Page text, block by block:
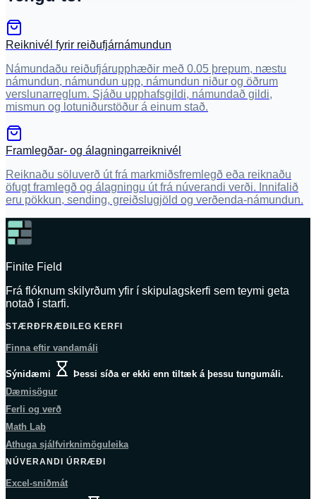
Reiknivél fyrir reiðufjárnámundun
Námundaðu reiðufjárupphæðir með 0.05 þrepum, næstu
námundun, námundun upp, námundun niður og öðrum
verslunarreglum. Sjáðu upphafsgildi, námundað gildi,
mismun og lotuniðurstöður á einum stað.
Framlegðar- og álagningarreiknivél
Reiknaðu söluverð út frá markmiðsfremlegð eða reiknaðu
öfugt framlegð og álagningu út frá núverandi verði. Innifalið
eru pökkun, sending, greiðslugjöld og verðenda-námundun.
Finite Field
Frá flóknum skilyrðum yfir í skipulagskerfi sem teymi geta
notað í starfi.
STÆRÐFRÆÐILEG KERFI
Finna eftir vandamáli
Sýnidæmi
Þessi síða er ekki enn tiltæk á þessu tungumáli.
Dæmisögur
Ferli og verð
Math Lab
Athuga sjálfvirknimöguleika
NÚVERANDI ÚRRÆÐI
Excel-sniðmát